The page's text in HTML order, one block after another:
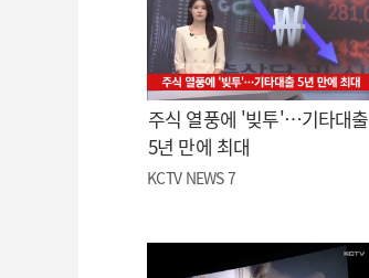
주식 열풍에 '빚투'…기타대출
5년 만에 최대
KCTV NEWS 7